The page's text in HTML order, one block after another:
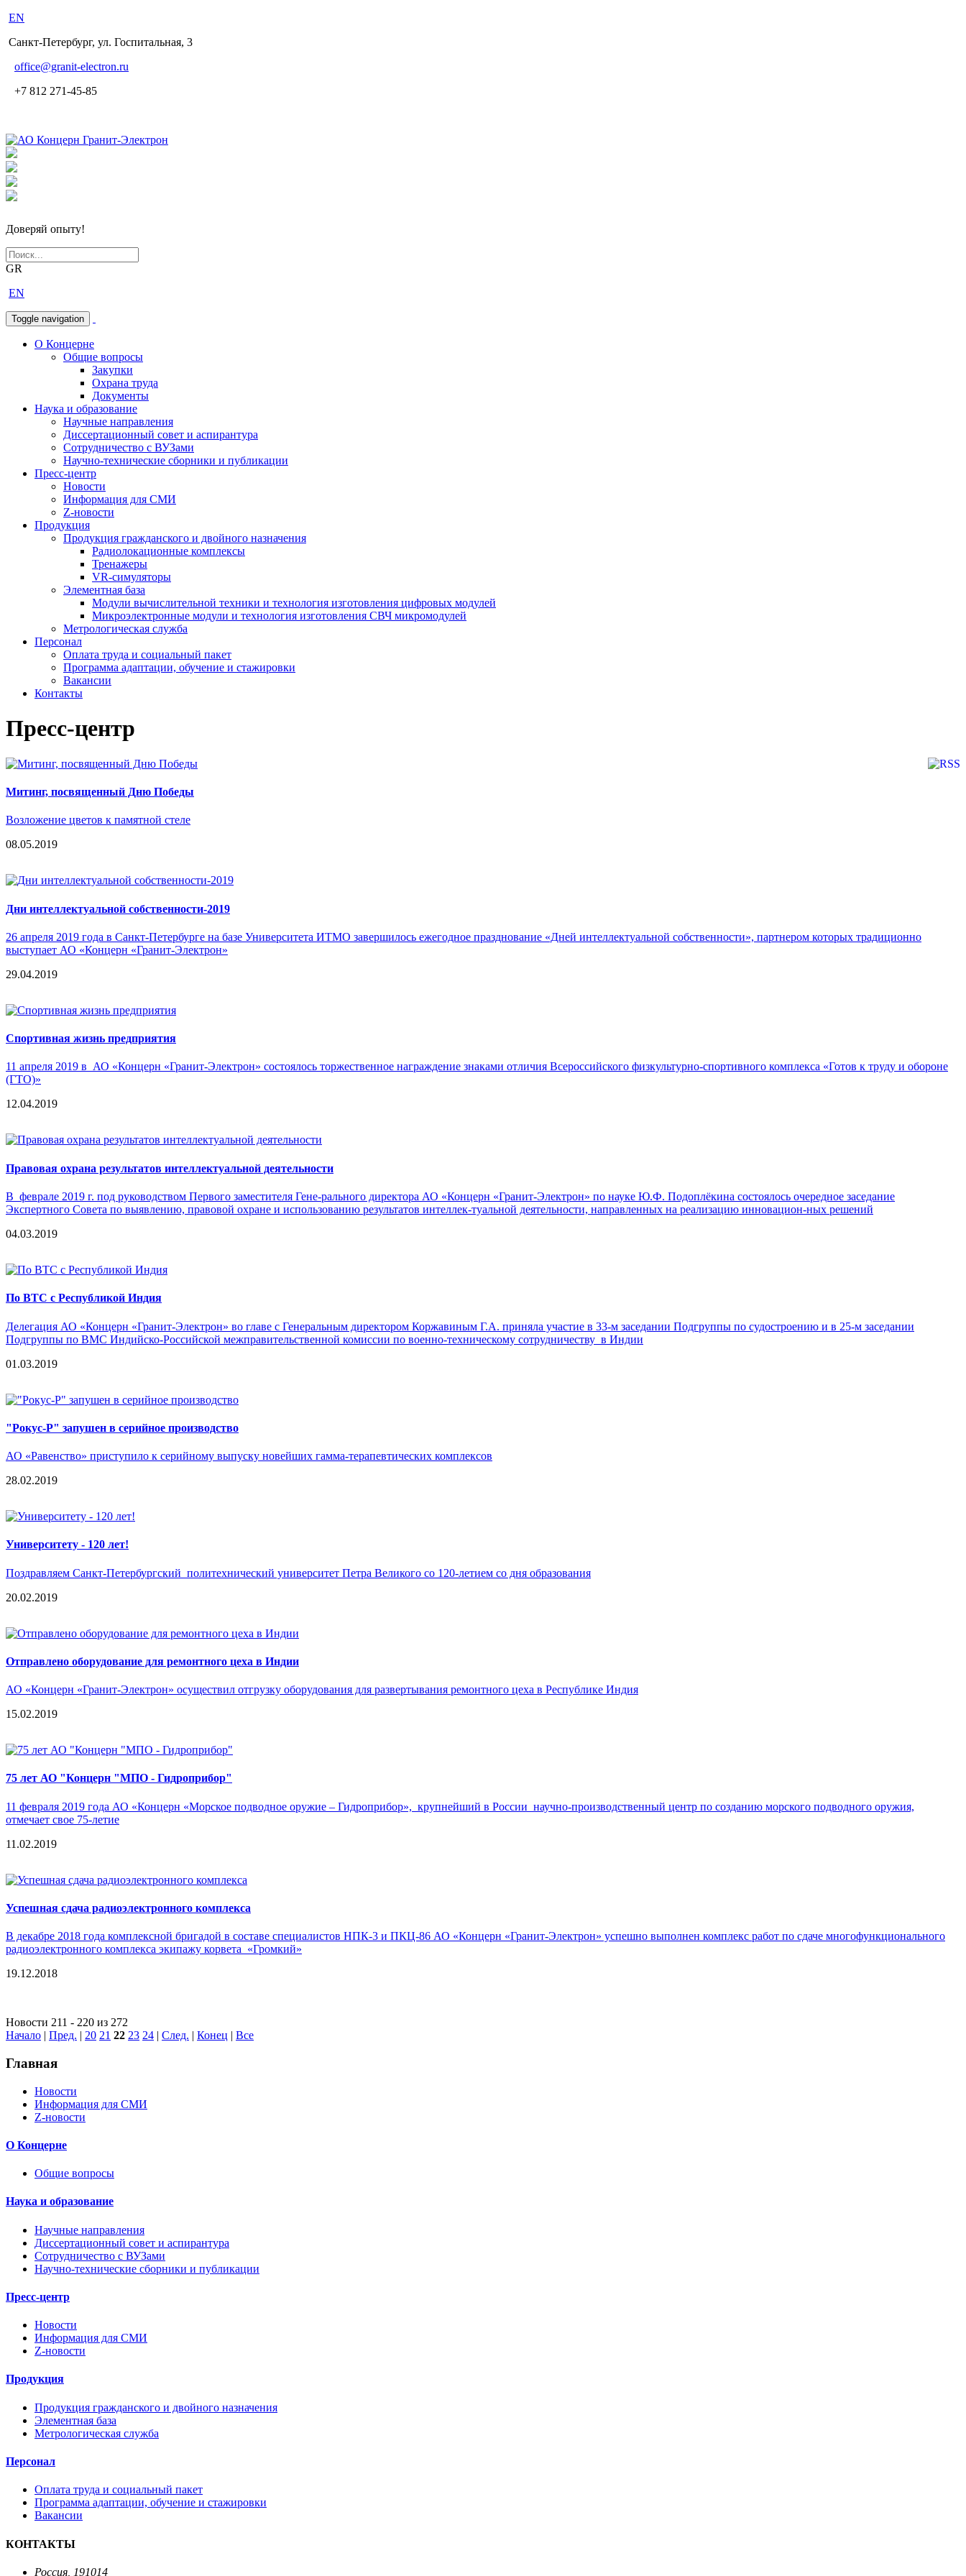
EN
Санкт-Петербург, ул. Госпитальная, 3
office@granit-electron.ru
+7 812 271-45-85
Доверяй опыту!
GR
EN
Toggle navigation
О Концерне
Общие вопросы
Закупки
Охрана труда
Документы
Наука и образование
Научные направления
Диссертационный совет и аспирантура
Сотрудничество с ВУЗами
Научно-технические сборники и публикации
Пресс-центр
Новости
Информация для СМИ
Z-новости
Продукция
Продукция гражданского и двойного назначения
Радиолокационные комплексы
Тренажеры
VR-симуляторы
Элементная база
Модули вычислительной техники и технология изготовления цифровых модулей
Микроэлектронные модули и технология изготовления СВЧ микромодулей
Метрологическая служба
Персонал
Оплата труда и социальный пакет
Программа адаптации, обучение и стажировки
Вакансии
Контакты
Пресс-центр
Митинг, посвященный Дню Победы
Возложение цветов к памятной стеле
08.05.2019
Дни интеллектуальной собственности-2019
26 апреля 2019 года в Санкт-Петербурге на базе Университета ИТМО завершилось ежегодное празднование «Дней интеллектуальной собственности», партнером которых традиционно
выступает АО «Концерн «Гранит-Электрон»
29.04.2019
Спортивная жизнь предприятия
11 апреля 2019 в АО «Концерн «Гранит-Электрон» состоялось торжественное награждение знаками отличия Всероссийского физкультурно-спортивного комплекса «Готов к труду и обороне
(ГТО)»
12.04.2019
Правовая охрана результатов интеллектуальной деятельности
В феврале 2019 г. под руководством Первого заместителя Гене-рального директора АО «Концерн «Гранит-Электрон» по науке Ю.Ф. Подоплёкина состоялось очередное заседание
Экспертного Совета по выявлению, правовой охране и использованию результатов интеллек-туальной деятельности, направленных на реализацию инновацион-ных решений
04.03.2019
По ВТС с Республикой Индия
Делегация АО «Концерн «Гранит-Электрон» во главе с Генеральным директором Коржавиным Г.А. приняла участие в 33-м заседании Подгруппы по судостроению и в 25-м заседании
Подгруппы по ВМС Индийско-Российской межправительственной комиссии по военно-техническому сотрудничеству в Индии
01.03.2019
"Рокус-Р" запушен в серийное производство
АО «Равенство» приступило к серийному выпуску новейших гамма-терапевтических комплексов
28.02.2019
Университету - 120 лет!
Поздравляем Санкт-Петербургский политехнический университет Петра Великого со 120-летием со дня образования
20.02.2019
Отправлено оборудование для ремонтного цеха в Индии
АО «Концерн «Гранит-Электрон» осуществил отгрузку оборудования для развертывания ремонтного цеха в Республике Индия
15.02.2019
75 лет АО "Концерн "МПО - Гидроприбор"
11 февраля 2019 года АО «Концерн «Морское подводное оружие – Гидроприбор», крупнейший в России научно-производственный центр по созданию морского подводного оружия,
отмечает свое 75-летие
11.02.2019
Успешная сдача радиоэлектронного комплекса
В декабре 2018 года комплексной бригадой в составе специалистов НПК-3 и ПКЦ-86 АО «Концерн «Гранит-Электрон» успешно выполнен комплекс работ по сдаче многофункционального
радиоэлектронного комплекса экипажу корвета «Громкий»
19.12.2018
Новости 211 - 220 из 272
Начало | Пред. | 20 21 22 23 24 | След. | Конец | Все
Главная
Новости
Информация для СМИ
Z-новости
О Концерне
Общие вопросы
Наука и образование
Научные направления
Диссертационный совет и аспирантура
Сотрудничество с ВУЗами
Научно-технические сборники и публикации
Пресс-центр
Новости
Информация для СМИ
Z-новости
Продукция
Продукция гражданского и двойного назначения
Элементная база
Метрологическая служба
Персонал
Оплата труда и социальный пакет
Программа адаптации, обучение и стажировки
Вакансии
КОНТАКТЫ
Россия, 191014